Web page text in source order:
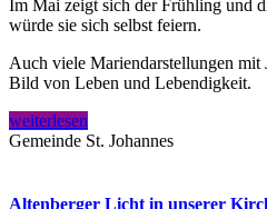
Im Mai zeigt sich der Frühling und
würde sie sich selbst feiern.
Auch viele Mariendarstellungen mit
Bild von Leben und Lebendigkeit.
weiterlesen
Gemeinde St. Johannes
Altenberger Licht in unserer